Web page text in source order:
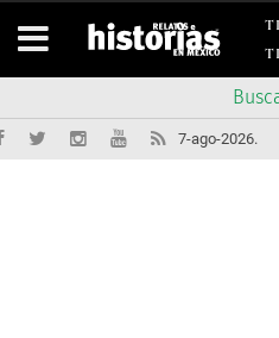
7-ago-2026.